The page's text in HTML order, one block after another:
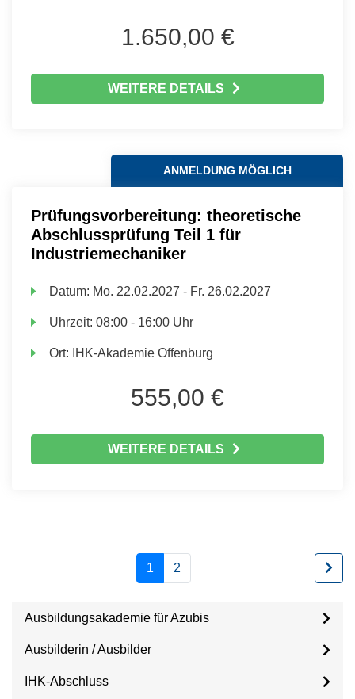
1.650,00 €
WEITERE DETAILS
ANMELDUNG MÖGLICH
Prüfungsvorbereitung: theoretische
Abschlussprüfung Teil 1 für
Industriemechaniker
Datum: Mo. 22.02.2027 - Fr. 26.02.2027
Uhrzeit:08:00 - 16:00 Uhr
Ort: IHK-Akademie Offenburg
555,00 €
WEITERE DETAILS
1 2
Ausbildungsakademie für Azubis
Ausbilderin / Ausbilder
IHK-Abschluss